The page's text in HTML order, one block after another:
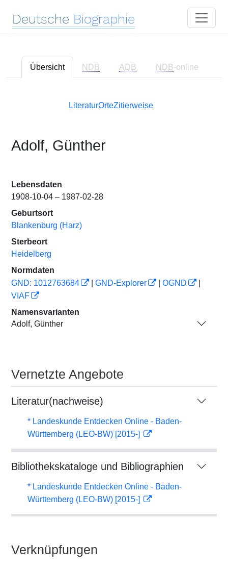
Deutsche Biographie
Übersicht NDB ADB NDB-online
LiteraturOrteZitierweise
Adolf, Günther
Lebensdaten
1908-10-04 – 1987-02-28
Geburtsort
Blankenburg (Harz)
Sterbeort
Heidelberg
Normdaten
GND: 1012763684
GND-Explorer OGND
VIAF
Namensvarianten
Adolf, Günther
Vernetzte Angebote
Literatur(nachweise)
* Landeskunde Entdecken Online - Baden-
Württemberg (LEO-BW) [2015-]
Bibliothekskataloge und Bibliographien
* Landeskunde Entdecken Online - Baden-
Württemberg (LEO-BW) [2015-]
Verknüpfungen